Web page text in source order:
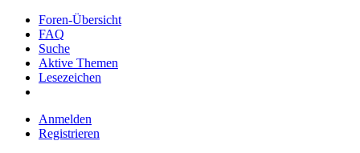
Foren-Übersicht
FAQ
Suche
Aktive Themen
Lesezeichen
Anmelden
Registrieren